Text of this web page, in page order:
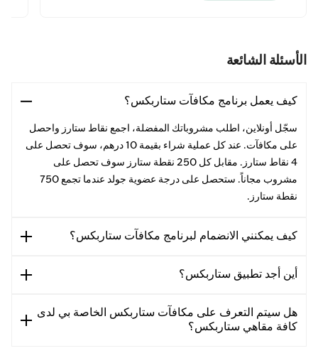
الأسئلة الشائعة
كيف يعمل برنامج مكافآت ستاربكس؟
سجّل أونلاين، اطلب مشروباتك المفضلة، اجمع نقاط ستارز واحصل
على مكافآت. عند كل عملية شراء بقيمة 10 درهم، سوف تحصل على
4 نقاط ستارز. مقابل كل 250 نقطة ستارز سوف تحصل على
مشروب مجاناً. ستحصل على درجة عضوية جولد عندما تجمع 750
نقطة ستارز.
كيف يمكنني الانضمام لبرنامج مكافآت ستاربكس؟
أين أجد تطبيق ستاربكس؟
هل سيتم التعرف على مكافآت ستاربكس الخاصة بي لدى
كافة مقاهي ستاربكس؟